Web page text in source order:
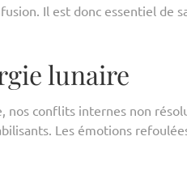
Il est donc essentiel de
lunaire
conflits internes non
Les émotions